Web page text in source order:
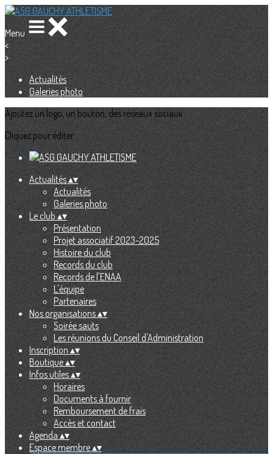
Menu
<
>
Actualités
Galeries photo
Ajoutez un logo, un bouton, des réseaux sociaux
Cliquez pour éditer
Actualités▴▾
Actualités
Galeries photo
Le club▴▾
Présentation
Projet associatif 2023-2025
Histoire du club
Records du club
Records de l'ENAA
L'équipe
Partenaires
Nos organisations▴▾
Soirée sauts
Les réunions du Conseil d'Administration
Inscription▴▾
Boutique▴▾
Infos utiles▴▾
Horaires
Documents à fournir
Remboursement de frais
Accès et contact
Agenda▴▾
Espace membre▴▾